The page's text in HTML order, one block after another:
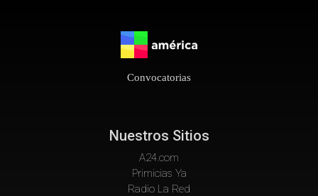
Convocatorias
Nuestros Sitios
A24.com
Primicias Ya
Radio La Red